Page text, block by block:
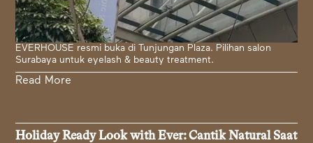
EVERHOUSE resmi buka di Tunjungan Plaza. Pilihan salon
Surabaya untuk eyelash & beauty treatment.
Read More
Holiday Ready Look with Ever: Cantik Natural Saat